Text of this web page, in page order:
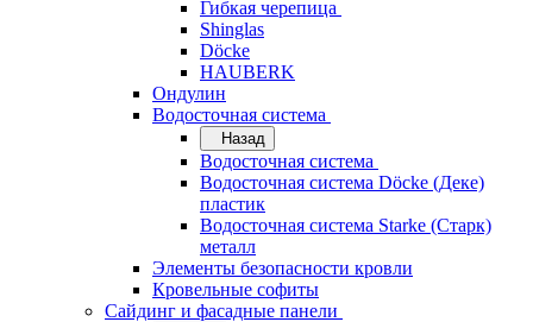
Гибкая черепица
Shinglas
Döcke
HAUBERK
Ондулин
Водосточная система
Назад
Водосточная система
Водосточная система Döcke (Деке)
пластик
Водосточная система Starke (Старк)
металл
Элементы безопасности кровли
Кровельные софиты
Сайдинг и фасадные панели